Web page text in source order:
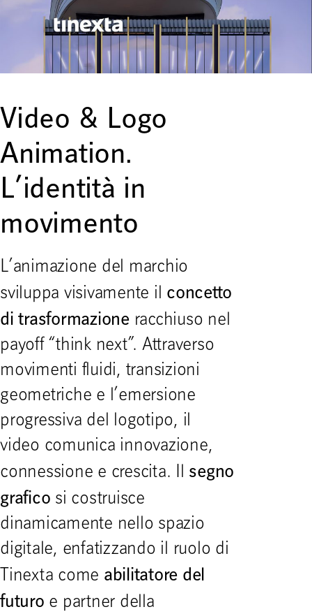
Video & Logo
Animation.
L’identità in
movimento
L’animazione del marchio
sviluppa visivamente il concetto
di trasformazioneracchiuso nel
payoff “think next”. Attraverso
movimenti fluidi, transizioni
geometriche e l’emersione
progressiva del logotipo, il
video comunica innovazione,
connessione e crescita. Il segno
grafico si costruisce
dinamicamente nello spazio
digitale, enfatizzando il ruolo di
Tinexta come abilitatore del
futuro e partner della